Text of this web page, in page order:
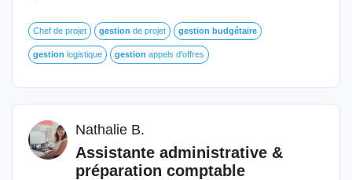
Chef de projet gestion de projet gestion budgétaire
gestion logistique gestion appels d'offres
Nathalie B.
Assistante administrative &
préparation comptable